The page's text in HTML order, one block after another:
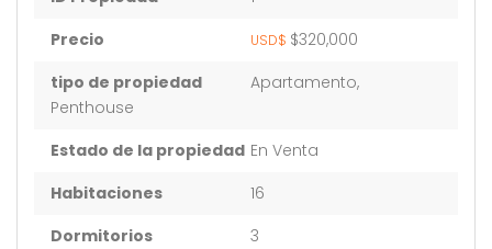
Precio
USD$ $320,000
tipo de propiedad
Apartamento,
Penthouse
Estado de la propiedad En Venta
Habitaciones
16
Dormitorios
3